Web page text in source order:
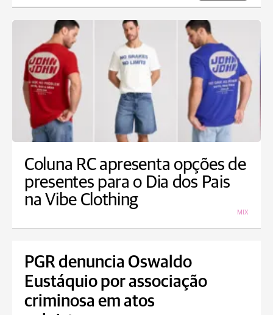
Coluna RC apresenta opções de
presentes para o Dia dos Pais
na Vibe Clothing
MIX
PGR denuncia Oswaldo
Eustáquio por associação
criminosa em atos